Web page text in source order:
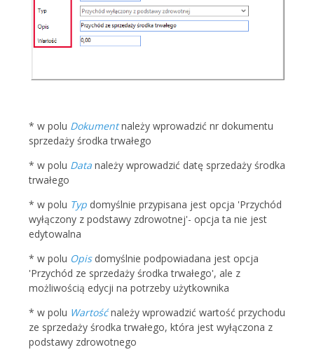
* w polu Dokumentnależy wprowadzić nr dokumentu
sprzedaży środka trwałego
* w polu Data należy wprowadzić datę sprzedaży środka
trwałego
* w polu Typ domyślnie przypisana jest opcja 'Przychód
wyłączony z podstawy zdrowotnej'- opcja ta nie jest
edytowalna
* w polu Opisdomyślnie podpowiadana jest opcja
'Przychód ze sprzedaży środka trwałego', ale z
możliwością edycji na potrzeby użytkownika
* w polu Wartośćnależy wprowadzić wartość przychodu
ze sprzedaży środka trwałego, która jest wyłączona z
podstawy zdrowotnego